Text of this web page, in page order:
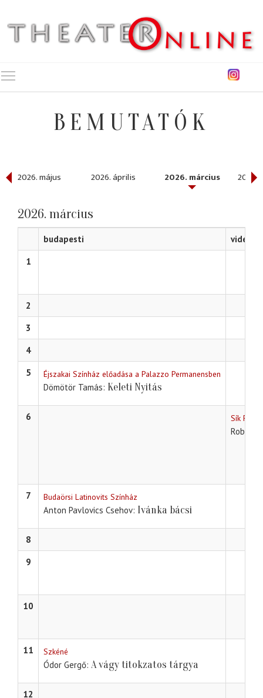
BEMUTATÓK
2026. május 2026. április 2026. március 2026.
2026. március
budapesti
vidéki
1
2
3
4
5
Éjszakai Színház előadása a Palazzo Permanensben
Dömötör Tamás Keleti Nyitás
6 Sík
Robert
7 Budaörsi Latinovits Színház
Anton Pavlovics Csehov Ivánka bácsi
8
9
10
11 Szkéné
Ódor Gergő A vágy titokzatos tárgya
12